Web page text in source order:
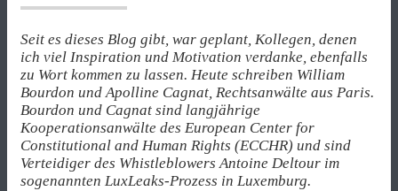
Seit es dieses Blog gibt, war geplant, Kollegen, denen
ich viel Inspiration und Motivation verdanke, ebenfalls
zu Wort kommen zu lassen. Heute schreiben William
Bourdon und Apolline Cagnat, Rechtsanwälte aus Paris.
Bourdon und Cagnat sind langjährige
Kooperationsanwälte des European Center for
Constitutional and Human Rights (ECCHR) und sind
Verteidiger des Whistleblowers Antoine Deltour im
sogenannten LuxLeaks-Prozess in Luxemburg.